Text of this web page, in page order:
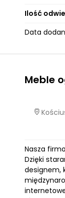
Ilość
Data
Meble
Nasza
Dzięki
designem,